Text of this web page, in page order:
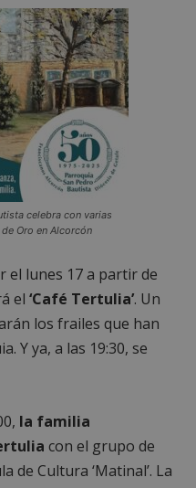
celebra con varias
Oro en Alcorcón
el lunes 17 a partir de
el ‘Café Tertulia’. Un
los frailes que han
Y ya, a las 19:30, se
la familia
con el grupo de
de Cultura ‘Matinal’. La